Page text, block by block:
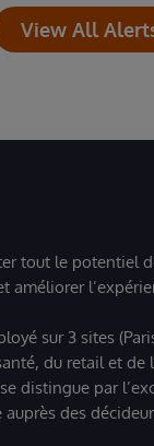
View All
tout le potentiel
sur 3 sites
du retail et de
distingue par
des